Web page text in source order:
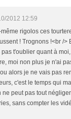
2012 12:59
même rigolos ces
! Trognons !<br />
t'oublier quant à
moi non plus je n'ai
alors je ne vais pas
c'est le temps qui
ne peut pas tout
sans compter les